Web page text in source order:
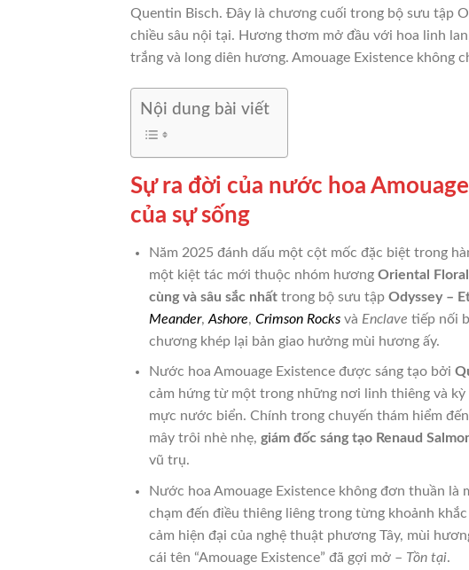
Quentin Bisch. Đây là chương cuối trong bộ sưu tập
chiều sâu nội tại. Hương thơm mở đầu với hoa linh
trắng và long diên hương. Amouage Existence không
Nội dung bài viết
Sự ra đời của nước hoa
của sự sống
Năm 2025 đánh dấu một cột mốc đặc biệt trong
một kiệt tác mới thuộc nhóm hương Oriental Floral
cùng và sâu sắc nhấttrong bộ sưu tập Odyssey –
Meander, Ashore, Crimson Rocksvà Enclave tiếp nối
chương khép lại bản giao hưởng mùi hương ấy.
Nước hoa Amouage Existence được sáng tạo bởi
cảm hứng từ một trong những nơi linh thiêng và kỳ
mực nước biển. Chính trong chuyến thám hiểm
mây trôi nhè nhẹ, giám đốc sáng tạo Renaud
vũ trụ.
Nước hoa Amouage Existence không đơn thuần là
chạm đến điều thiêng liêng trong từng khoảnh
cảm hiện đại của nghệ thuật phương Tây, mùi
cái tên “Amouage Existence” đã gợi mở – Tồn tại.